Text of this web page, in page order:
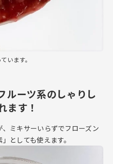
います。
ルーツ系のしゃりし
ます！
ミキサーいらずでフローズン
としても使えます。